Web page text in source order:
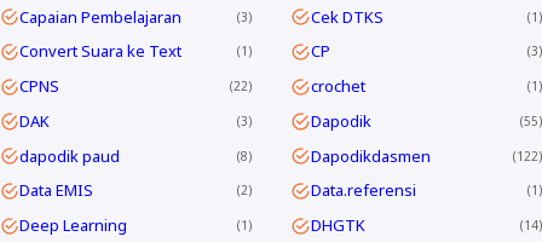
Capaian Pembelajaran 3 Cek DTKS 1
Convert Suara ke Text 1 CP 3
CPNS 22 crochet 1
DAK 3 Dapodik 55
dapodik paud 8 Dapodikdasmen 122
Data EMIS 2 Data.referensi 1
Deep Learning 1 DHGTK 14